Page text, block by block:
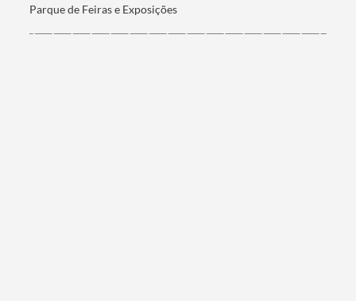
Parque de Feiras e Exposições